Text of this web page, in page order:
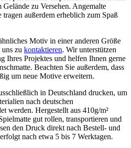
zu Versehen. Angemalte
außerdem erheblich zum Spaß
Motiv in einer anderen Größe
zu kontaktieren. Wir unterstützen
Ihres Projektes und helfen Ihnen gerne
Beachten Sie außerdem, dass
um neue Motive erweitern.
in Deutschland drucken, um
nach deutschen
werden. Hergestellt aus 410g/m²
gut rollen, transportieren und
den Druck direkt nach Bestell- und
nach etwa 5 bis 7 Werktagen.